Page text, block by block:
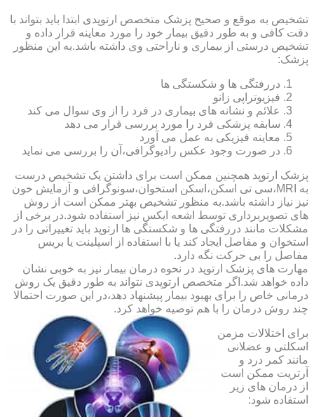
تشخیص به موقع و صحیح پزشک متخصص ارتوپدی ابتدا باید بتواند با
دقت کافی و به طور دقیق بیمار خود را مورد معاینه قرار داده و
تشخیص درستی از بیماری و ناراحتی وی داشته باشد.به این منظور
پزشک:
دررفتگی ها و شکستگی ها
فیزیوتراپی زانو
علائم و نشانه های بیماری در فرد را از وی سوال می کند
سابقه پزشکی فرد را مورد بررسی قرار می دهد
معاینه فیزیکی به عمل می آورد
در صورت وجود عکس رادیوگرافی،آن را بررسی می‎ نماید
پزشک ارتوپد همچنین ممکن است برای داشتن یک تشخیص درست
به MRI،سی تی اسکن،اسکن استخوان،سونوگرافی و آزمایش خون
نیز نیاز داشته باشد.به منظور تشخیص بهتر ممکن است از روش
های تصویربرداری توسط اشعه ایکس نیز استفاده شود.در برخی از
مشکلات مانند دررفتگی ها و شکستگی ها ارتوپد باید تغییراتی را در
استخوان و مفاصل ایجاد کند یا با استفاده از اسپلینت یا بریس
مفاصل را بی حرکت نگه دارد.
مهارت های پزشک ارتوپد در نحوه درمان بیمار نیز به خوبی نشان
داده خواهد شد.اگر متخصص ارتوپدی نتواند به طور دقیق یک روش
درمانی خاص را برای بهبود بیمار پیشنهاد دهد،در این صورت احتمالا
چند روش درمان را با هم توصیه خواهد کرد.
برای اختلالات مزمن
اسکلتی و عضلانی
مانند کمر درد و
آرتریت ممکن است
از درمان های زیر
استفاده شود: